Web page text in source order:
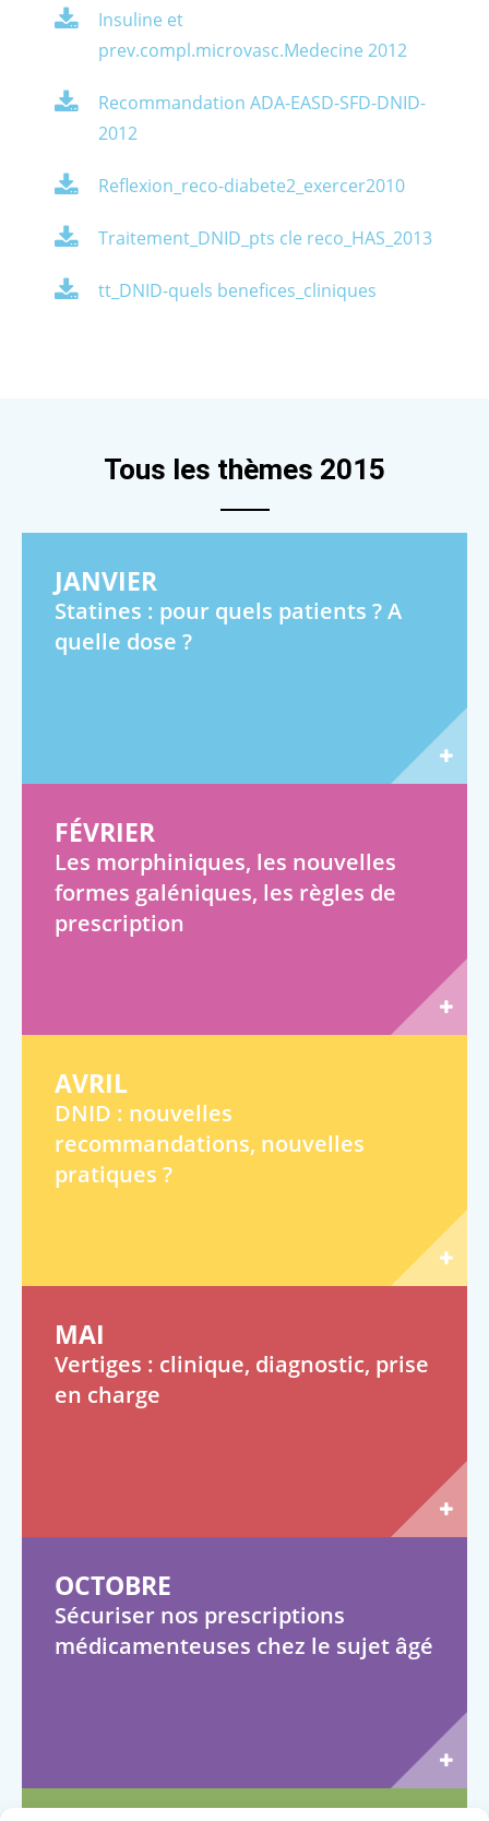
Insuline et
prev.compl.microvasc.Medecine 2012
Recommandation ADA-EASD-SFD-DNID-
2012
Reflexion_reco-diabete2_exercer2010
Traitement_DNID_pts cle reco_HAS_2013
tt_DNID-quels benefices_cliniques
Tous les thèmes 2015
JANVIER
Statines : pour quels patients ? A
quelle dose ?
FÉVRIER
Les morphiniques, les nouvelles
formes galéniques, les règles de
prescription
AVRIL
DNID : nouvelles
recommandations, nouvelles
pratiques ?
MAI
Vertiges : clinique, diagnostic, prise
en charge
OCTOBRE
Sécuriser nos prescriptions
médicamenteuses chez le sujet âgé